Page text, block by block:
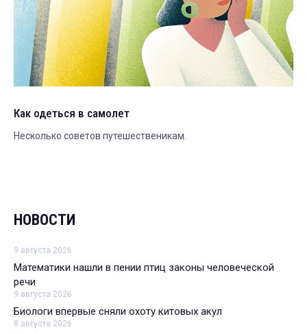
Как одеться в самолет
Несколько советов путешественикам.
НОВОСТИ
9 августа 2026
Математики нашли в пении птиц законы человеческой
речи
9 августа 2026
Биологи впервые сняли охоту китовых акул
8 августа 2026